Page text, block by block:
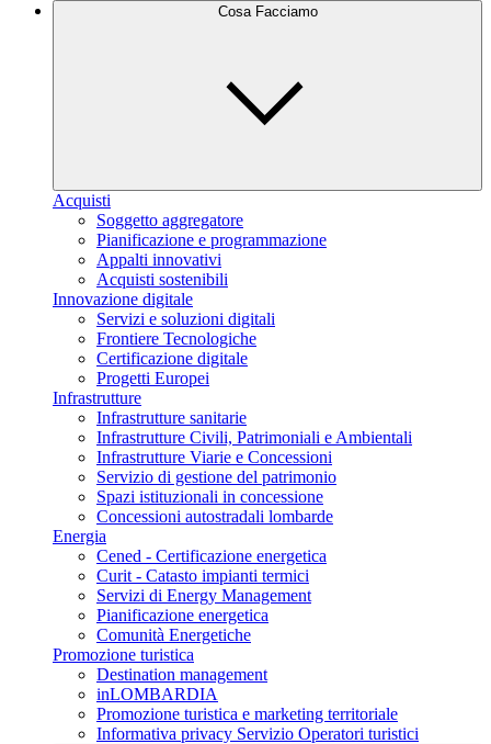
Cosa Facciamo
Acquisti
Soggetto aggregatore
Pianificazione e programmazione
Appalti innovativi
Acquisti sostenibili
Innovazione digitale
Servizi e soluzioni digitali
Frontiere Tecnologiche
Certificazione digitale
Progetti Europei
Infrastrutture
Infrastrutture sanitarie
Infrastrutture Civili, Patrimoniali e Ambientali
Infrastrutture Viarie e Concessioni
Servizio di gestione del patrimonio
Spazi istituzionali in concessione
Concessioni autostradali lombarde
Energia
Cened - Certificazione energetica
Curit - Catasto impianti termici
Servizi di Energy Management
Pianificazione energetica
Comunità Energetiche
Promozione turistica
Destination management
inLOMBARDIA
Promozione turistica e marketing territoriale
Informativa privacy Servizio Operatori turistici